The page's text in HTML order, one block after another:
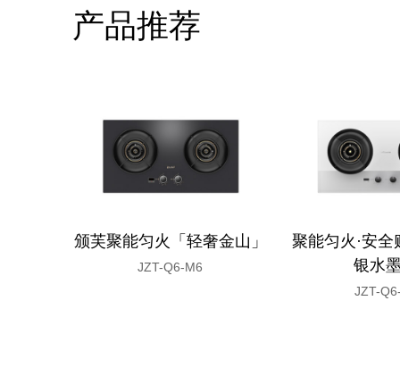
产品推荐
颁芙聚能匀火「轻奢金山」
JZT-Q6-M6
聚能匀火·安全
银水
JZT-